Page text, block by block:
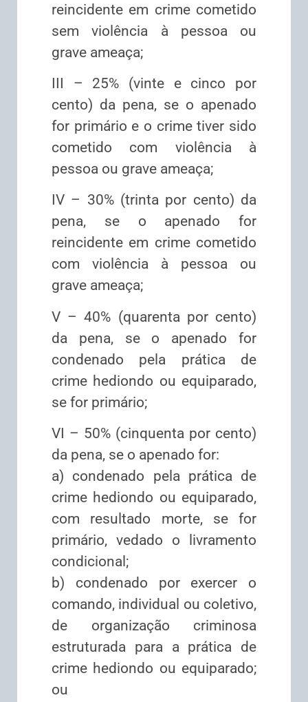
reincidente em crime cometido
sem violência à pessoa ou
grave ameaça;
III – 25% (vinte e cinco por
cento) da pena, se o apenado
for primário e o crime tiver sido
cometido com violência à
pessoa ou grave ameaça;
IV – 30% (trinta por cento) da
pena, se o apenado for
reincidente em crime cometido
com violência à pessoa ou
grave ameaça;
V – 40% (quarenta por cento)
da pena, se o apenado for
condenado pela prática de
crime hediondo ou equiparado,
se for primário;
VI – 50% (cinquenta por cento)
da pena, se o apenado for:
a) condenado pela prática de
crime hediondo ou equiparado,
com resultado morte, se for
primário, vedado o livramento
condicional;
b) condenado por exercer o
comando, individual ou coletivo,
de organização criminosa
estruturada para a prática de
crime hediondo ou equiparado;
ou